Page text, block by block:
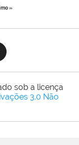
»
sob a licença
3.0 Não